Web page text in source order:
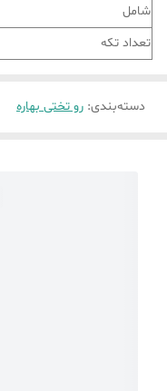
شامل
تعداد تکه
دسته‌بندی: رو تختی بهاره